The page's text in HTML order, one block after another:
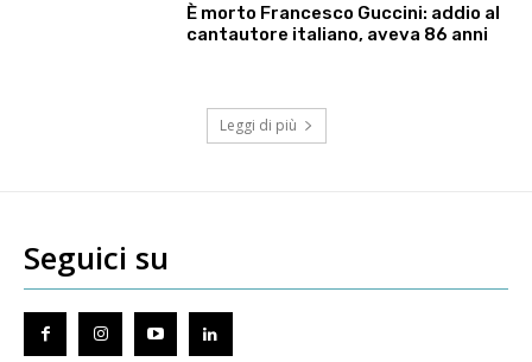
È morto Francesco Guccini: addio al
cantautore italiano, aveva 86 anni
Leggi di più
Seguici su